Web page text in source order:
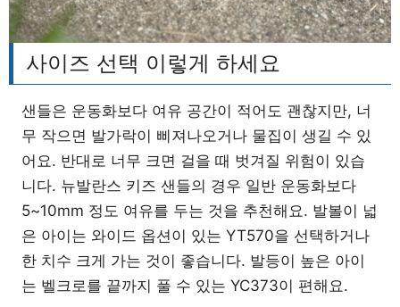
사이즈 선택 이렇게 하세요
샌들은 운동화보다 여유 공간이 적어도 괜찮지만, 너
무 작으면 발가락이 삐져나오거나 물집이 생길 수 있
어요. 반대로 너무 크면 걸을 때 벗겨질 위험이 있습
니다. 뉴발란스 키즈 샌들의 경우 일반 운동화보다
5~10mm 정도 여유를 두는 것을 추천해요. 발볼이 넓
은 아이는 와이드 옵션이 있는 YT570을 선택하거나
한 치수 크게 가는 것이 좋습니다. 발등이 높은 아이
는 벨크로를 끝까지 풀 수 있는 YC373이 편해요.